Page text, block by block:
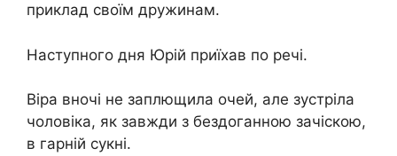
приклад своїм дружинам.
Наступного дня Юрій приїхав по речі.
Віра вночі не заплющила очей, але зустріла
чоловіка, як завжди з бездоганною зачіскою,
в гарній сукні.